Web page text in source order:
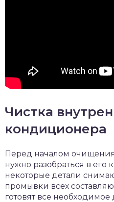
Чистка
кондиционера
Перед началом
нужно разобраться в его
некоторые детали
промывки всех
готовят все